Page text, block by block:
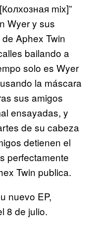
mix]”
Wyer y sus
Aphex Twin
bailando a
solo es Wyer
la máscara
sus amigos
ensayadas, y
de su cabeza
detienen el
perfectamente
Twin publica.
nuevo EP,
8 de julio.